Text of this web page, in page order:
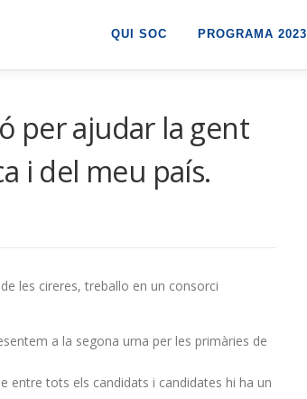
QUI SOC PROGRAMA 2023
per ajudar la gent
i del meu país.
les cireres, treballo en un consorci
a la segona urna per les primàries de
entre tots els candidats i candidates hi ha un